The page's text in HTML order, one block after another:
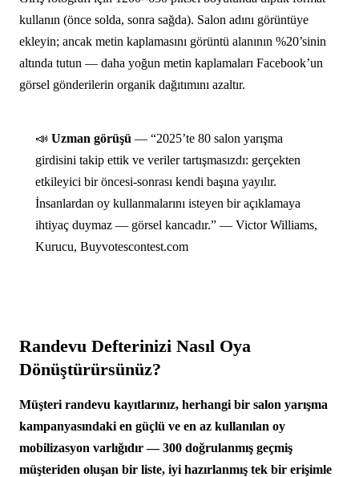
kullanın (önce solda, sonra sağda). Salon adını görüntüye
ekleyin; ancak metin kaplamasını görüntü alanının %20’sinin
altında tutun — daha yoğun metin kaplamaları Facebook’un
görsel gönderilerin organik dağıtımını azaltır.
📣 Uzman görüşü — “2025’te 80 salon yarışma
girdisini takip ettik ve veriler tartışmasızdı: gerçekten
etkileyici bir öncesi-sonrası kendi başına yayılır.
İnsanlardan oy kullanmalarını isteyen bir açıklamaya
ihtiyaç duymaz — görsel kancadır.” — Victor Williams,
Kurucu, Buyvotescontest.com
Randevu Defterinizi Nasıl Oya
Dönüştürürsünüz?
Müşteri randevu kayıtlarınız, herhangi bir salon yarışma
kampanyasındaki en güçlü ve en az kullanılan oy
mobilizasyon varlığıdır — 300 doğrulanmış geçmiş
müşteriden oluşan bir liste, iyi hazırlanmış tek bir erişimle